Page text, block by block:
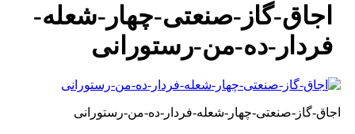
اجاق-گاز-صنعتی-چهار-شعله-
فردار-ده-من-رستورانی
گاز-صنعتی-چهار-شعله-فردار-ده-من-رستورانی